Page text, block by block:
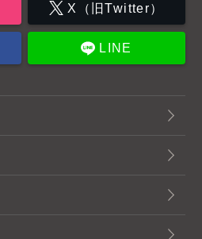
X（旧Twitter）
LINE